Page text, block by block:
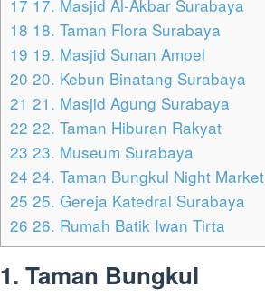
17 17. Masjid Al-Akbar Surabaya
18 18. Taman Flora Surabaya
19 19. Masjid Sunan Ampel
20 20. Kebun Binatang Surabaya
21 21. Masjid Agung Surabaya
22 22. Taman Hiburan Rakyat
23 23. Museum Surabaya
24 24. Taman Bungkul Night Market
25 25. Gereja Katedral Surabaya
26 26. Rumah Batik Iwan Tirta
1. Taman Bungkul